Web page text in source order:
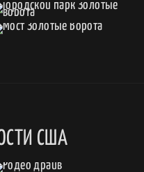
США